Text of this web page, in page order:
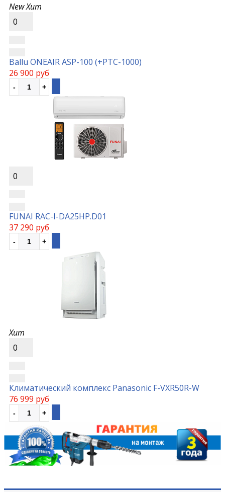
NewХит
0
Ballu ONEAIR ASP-100 (+РТС-1000)
26 900 руб
0
FUNAI RAC-I-DA25HP.D01
37 290 руб
Хит
0
Климатический комплекс Panasonic F-VXR50R-W
76 999 руб